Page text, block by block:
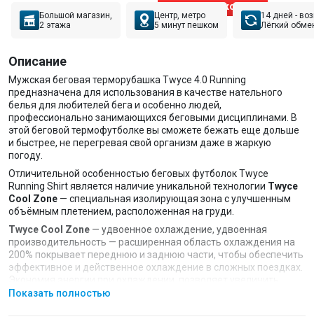
Позвонить эксперту
Большой магазин,
2 этажа
Центр, метро
5 минут пешком
14 дней -
Лёгкий
Описание
Мужская беговая терморубашка Twyce 4.0 Running
предназначена для использования в качестве нательного
белья для любителей бега и особенно людей,
профессионально занимающихся беговыми дисциплинами. В
этой беговой термофутболке вы сможете бежать еще дольше
и быстрее, не перегревая свой организм даже в жаркую
погоду.
Отличительной особенностью беговых футболок Twyce
Running Shirt является наличие уникальной технологии Twyce
Cool Zone — специальная изолирующая зона с улучшенным
объёмным плетением, расположенная на груди.
Twyce Cool Zone — удвоенное охлаждение, удвоенная
производительность — расширенная область охлаждения на
200% покрывает переднюю и заднюю части, чтобы обеспечить
эффективное и действенное охлаждение в сложных поездках.
мощность на +33% и поддерживать оптимальную рабочую
Показать полностью